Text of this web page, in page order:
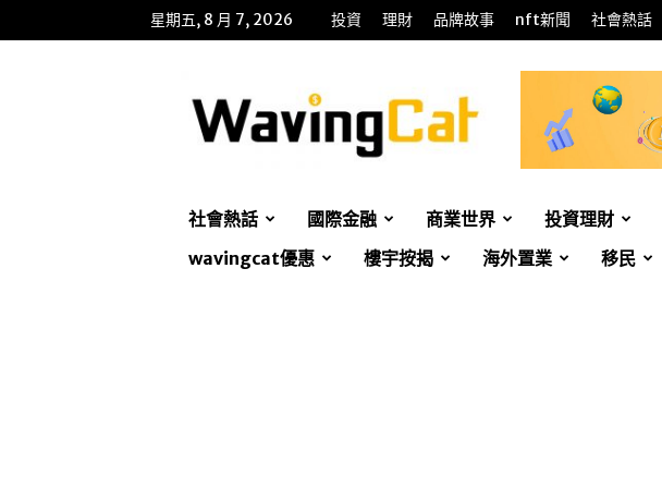
星期五, 8 月 7, 2026 投資 理財 品牌故事 nft新聞 社會熱話
招
財
貓
社會熱話 國際金融 商業世界 投資理財
wavingcat優惠
樓宇按揭 海外置業 移民